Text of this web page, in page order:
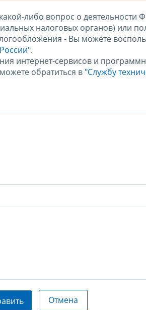
либо вопрос о деятельности
налоговых органов) или
- Вы можете
.
интернет-сервисов и
обратиться в "Службу
Отмена